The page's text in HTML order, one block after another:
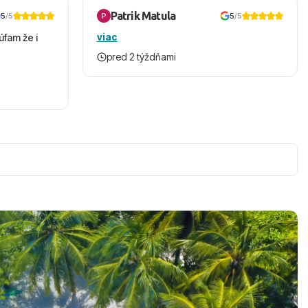
5/5
že i
Patrik Matula 5/5
viac
pred 2 týždňami